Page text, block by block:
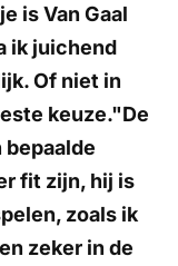
is Van Gaal
ik juichend
Of niet in
keuze."De
fit zijn, hij is
zoals ik
zeker in de